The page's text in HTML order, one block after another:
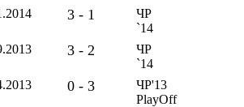
3 - 1
ЧР
`14
3 - 2
ЧР
`14
0 - 3
ЧР'13
PlayOff